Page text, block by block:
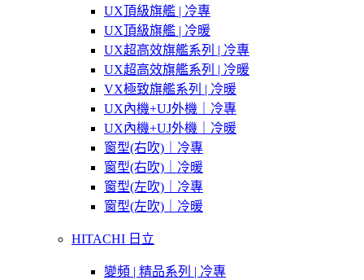
UX頂級旗艦 | 冷專
UX頂級旗艦 | 冷暖
UX超高效旗艦系列 | 冷專
UX超高效旗艦系列 | 冷暖
VX極致旗艦系列 | 冷暖
UX內機+UJ外機｜冷專
UX內機+UJ外機｜冷暖
窗型(右吹)｜冷專
窗型(右吹)｜冷暖
窗型(左吹)｜冷專
窗型(左吹)｜冷暖
HITACHI 日立
變頻 | 精品系列 | 冷專